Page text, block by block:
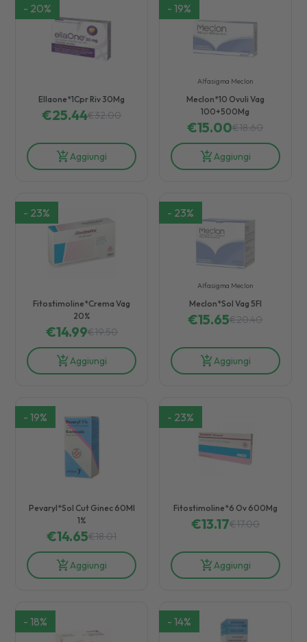
- 20%
Ellaone*1Cpr Riv 30Mg
€25.44€32.00
Aggiungi
- 19%
Alfasigma Meclon
Meclon*10 Ovuli Vag
100+500Mg
€15.00€18.60
Aggiungi
- 23%
Fitostimoline*Crema Vag
20%
€14.99€19.50
Aggiungi
- 23%
Alfasigma Meclon
Meclon*Sol Vag 5Fl
€15.65€20.40
Aggiungi
-19%
Pevaryl*Sol Cut Ginec 60Ml
1%
€14.65€18.01
Aggiungi
- 23%
Fitostimoline*6 Ov 600Mg
€13.17€17.00
Aggiungi
-18% - 14%